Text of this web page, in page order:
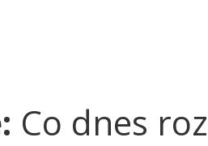
Co dnes